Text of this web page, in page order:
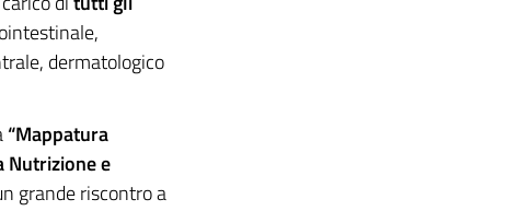
dermatologico
“Mappatura
Nutrizione e
grande riscontro a